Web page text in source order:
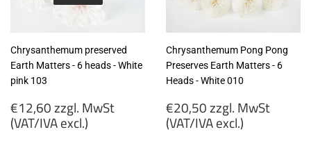
Chrysanthemum preserved
Earth Matters - 6 heads - White
pink 103
Regular
price
€12,60 zzgl. MwSt
(VAT/IVA excl.)
Chrysanthemum Pong Pong
Preserves Earth Matters - 6
Heads - White 010
Regular
price
€20,50 zzgl. MwSt
(VAT/IVA excl.)